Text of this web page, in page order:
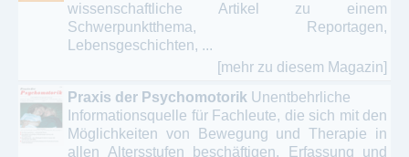
wissenschaftliche Artikel zu einem
Schwerpunktthema, Reportagen,
Lebensgeschichten, ...
[mehr zu diesem Magazin]
Praxis der Psychomotorik Unentbehrliche
Informationsquelle für Fachleute, die sich mit den
Möglichkeiten von Bewegung und Therapie in
allen Altersstufen beschäftigen. Erfassung und